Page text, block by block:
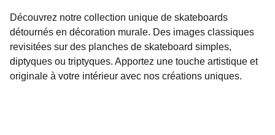
Découvrez notre collection unique de skateboards
détournés en décoration murale. Des images classiques
revisitées sur des planches de skateboard simples,
diptyques ou triptyques. Apportez une touche artistique et
originale à votre intérieur avec nos créations uniques.